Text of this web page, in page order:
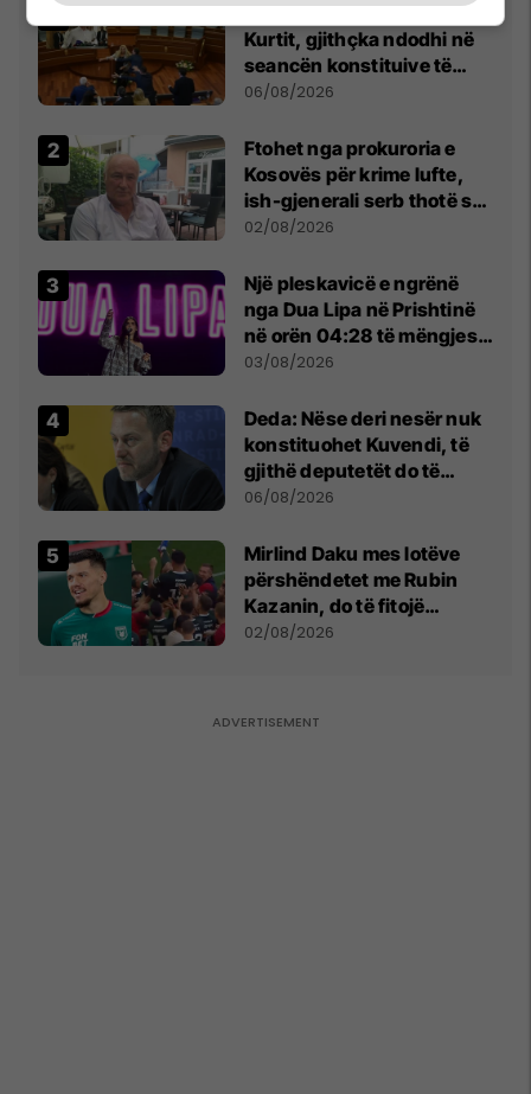
Incidenti me vezë ndaj
Kurtit, gjithçka ndodhi në
seancën konstituive të
Kuvendit
06/08/2026
Ftohet nga prokuroria e
Kosovës për krime lufte,
ish-gjenerali serb thotë se
dikush e tradhtoi në
02/08/2026
Një pleskavicë e ngrënë
nga Dua Lipa në Prishtinë
në orën 04:28 të mëngjesit
- dhe bota digjitale serbe
03/08/2026
Deda: Nëse deri nesër nuk
konstituohet Kuvendi, të
gjithë deputetët do të
bëjnë shkelje të rëndë
06/08/2026
Mirlind Daku mes lotëve
përshëndetet me Rubin
Kazanin, do të fitojë
miliona te Spartak Moska
02/08/2026